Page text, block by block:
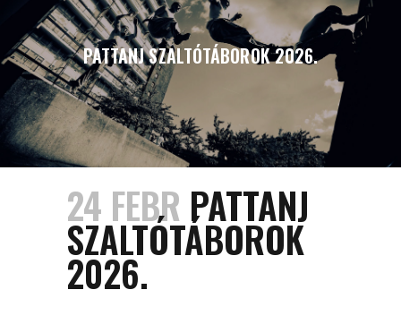
PATTANJ SZALTÓTÁBOROK 2026.
24 FEBR PATTANJ
SZALTÓTÁBOROK
2026.